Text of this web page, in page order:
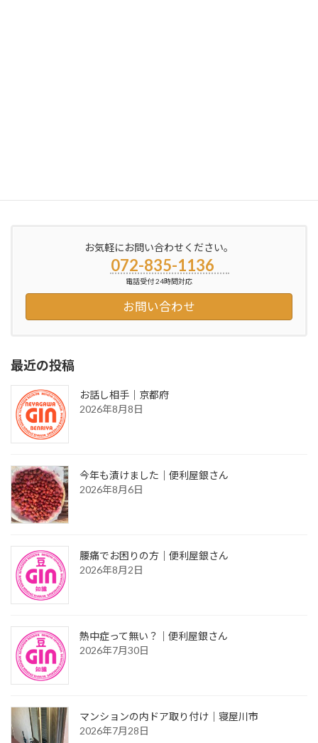
2012年10月15日
お気軽にお問い合わせください。
072-835-1136
電話受付 24時間対応
お問い合わせ
最近の投稿
お話し相手｜京都府
2026年8月8日
今年も漬けました｜便利屋銀さん
2026年8月6日
腰痛でお困りの方｜便利屋銀さん
2026年8月2日
熱中症って無い？｜便利屋銀さん
2026年7月30日
マンションの内ドア取り付け｜寝屋川市
2026年7月28日